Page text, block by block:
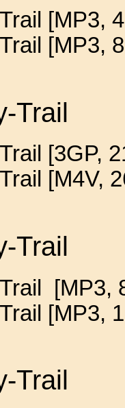
[MP3,
[MP3,
Trail
[3GP,
[M4V,
Trail
[MP3,
[MP3,
Trail